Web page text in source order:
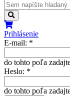
Prihlásenie
E-mail: *
do tohto poľa
Heslo: *
do tohto poľa